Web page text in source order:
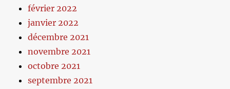
février 2022
janvier 2022
décembre 2021
novembre 2021
octobre 2021
septembre 2021